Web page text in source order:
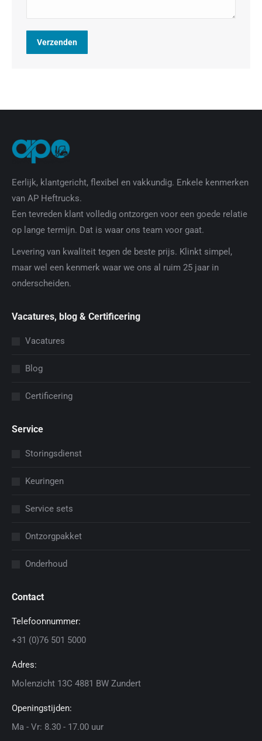
Verzenden
Eerlijk, klantgericht, flexibel en vakkundig. Enkele kenmerken
van AP Heftrucks.
Een tevreden klant volledig ontzorgen voor een goede relatie
op lange termijn. Dat is waar ons team voor gaat.
Levering van kwaliteit tegen de beste prijs. Klinkt simpel,
maar wel een kenmerk waar we ons al ruim 25 jaar in
onderscheiden.
Vacatures, blog & Certificering
Vacatures
Blog
Certificering
Service
Storingsdienst
Keuringen
Service sets
Ontzorgpakket
Onderhoud
Contact
Telefoonnummer:
+31 (0)76 501 5000
Adres:
Molenzicht 13C 4881 BW Zundert
Openingstijden:
Ma - Vr: 8.30 - 17.00 uur